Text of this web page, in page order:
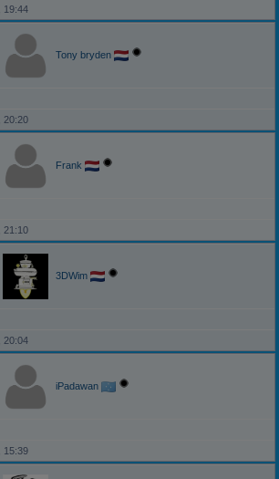
19:44
Tony bryden
20:20
Frank
21:10
3DWim
20:04
iPadawan
15:39